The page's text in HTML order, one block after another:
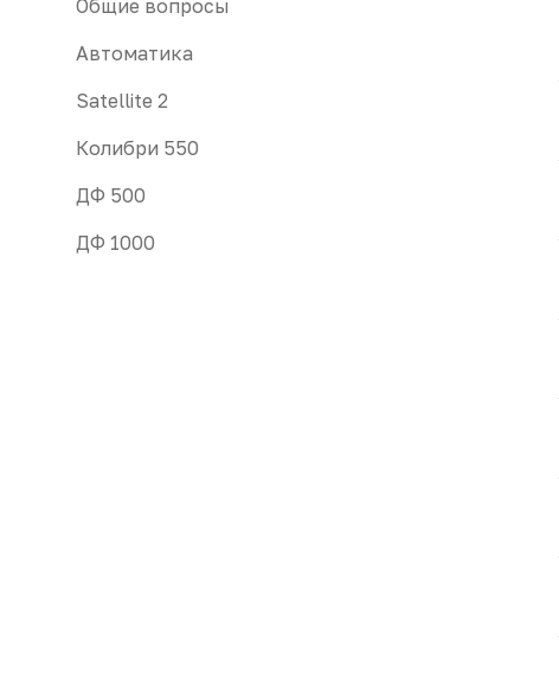
Общие вопросы
Автоматика
Satellite 2
Колибри 550
ДФ 500
ДФ 1000